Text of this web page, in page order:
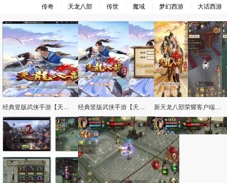
传奇 天龙八部 传世 魔域 梦幻西游 大话西游
经典竖版武侠手游【天龙八部荣耀打金版】Linux手工服务+安卓+运营后台+加解密工具+GM后台+详细搭建教程 经典竖版武侠手游【天龙八部荣耀打金版】最新整理单机一键即玩服务端+Linux手工服务+安卓+运营后台+加解密工具+GM后台+详细搭建教程 新天龙八部荣耀客户端服务端源码_经典武侠手游